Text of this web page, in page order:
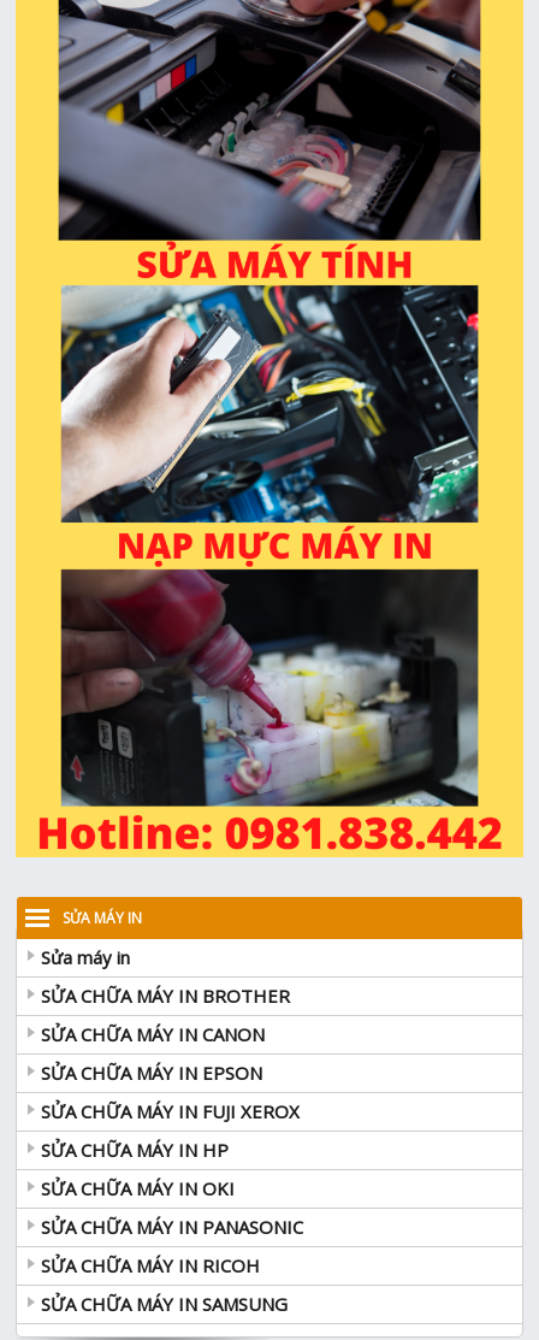
SỬA MÁY IN
Sửa máy in
SỬA CHỮA MÁY IN BROTHER
SỬA CHỮA MÁY IN CANON
SỬA CHỮA MÁY IN EPSON
SỬA CHỮA MÁY IN FUJI XEROX
SỬA CHỮA MÁY IN HP
SỬA CHỮA MÁY IN OKI
SỬA CHỮA MÁY IN PANASONIC
SỬA CHỮA MÁY IN RICOH
SỬA CHỮA MÁY IN SAMSUNG